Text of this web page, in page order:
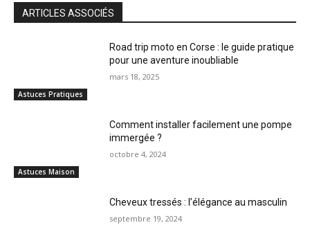
ARTICLES ASSOCIÉS
Astuces Pratiques
Road trip moto en Corse : le guide pratique
pour une aventure inoubliable
mars 18, 2025
Astuces Maison
Comment installer facilement une pompe
immergée ?
octobre 4, 2024
Cheveux tressés : l’élégance au masculin
septembre 19, 2024